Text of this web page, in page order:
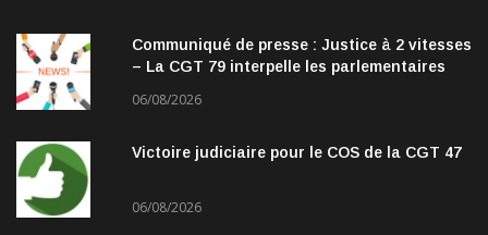
Communiqué de presse : Justice à 2 vitesses
– La CGT 79 interpelle les parlementaires
06/08/2026
Victoire judiciaire pour le COS de la CGT 47
06/08/2026